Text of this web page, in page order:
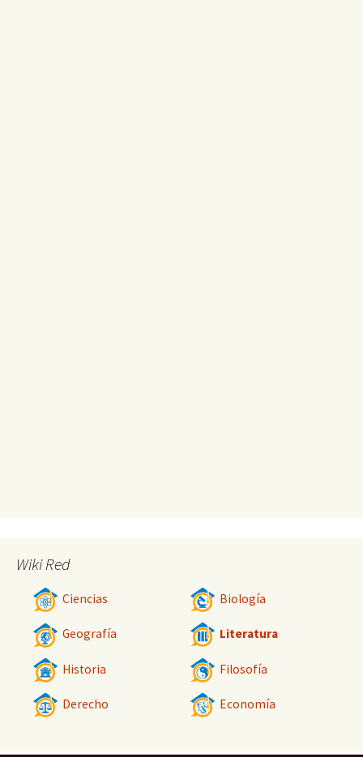
Wiki Red
Ciencias Biología
Geografía Literatura
Historia Filosofía
Derecho Economía